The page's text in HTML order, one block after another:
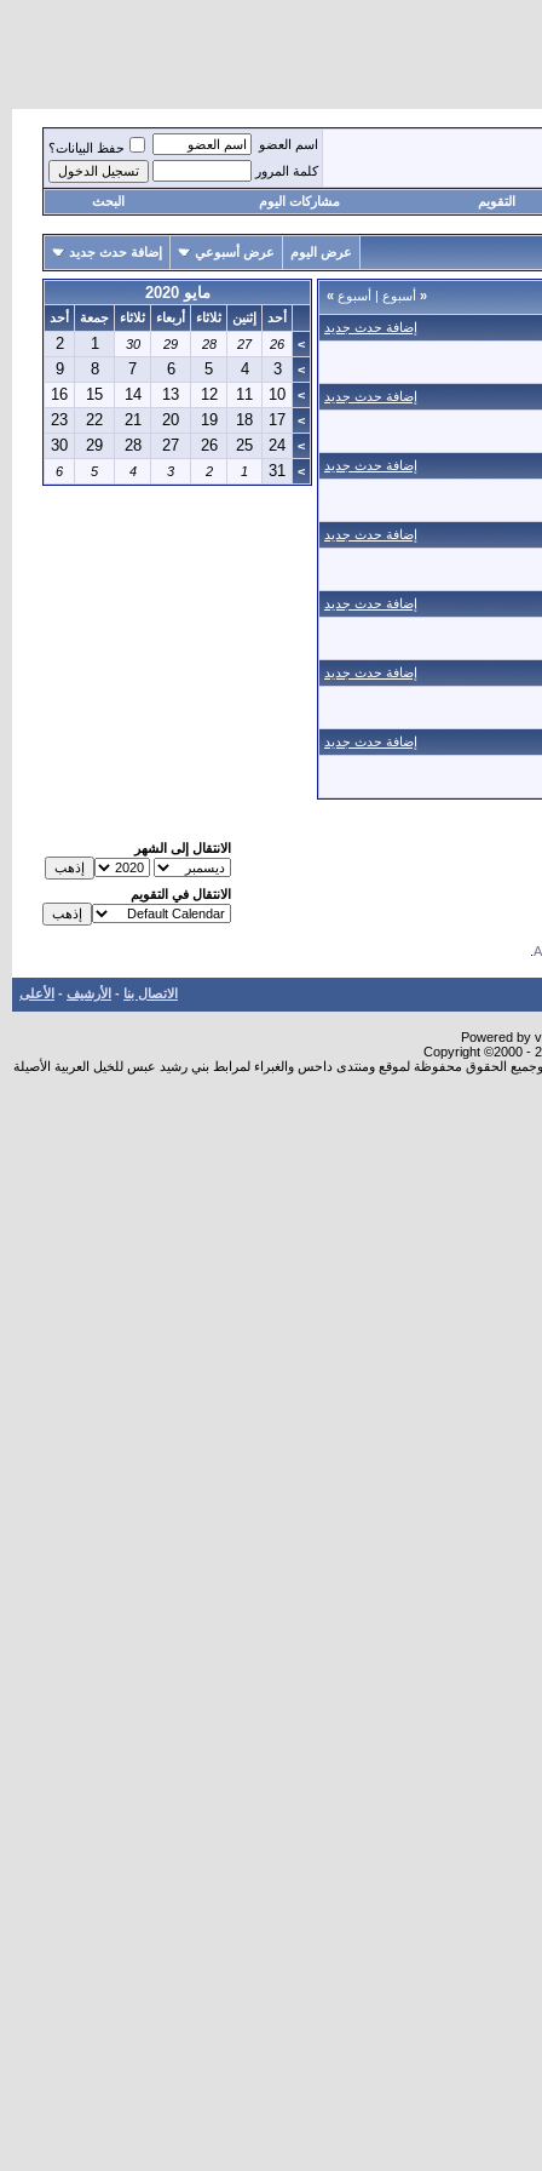
اسم العضو
حفظ البيانات؟
كلمة المرور
التقويم مشاركات اليوم البحث
عرض اليوم عرض أسبوعي إضافة حدث جديد
« أسبوع | أسبوع »
إضافة حدث جديد
إضافة حدث جديد
إضافة حدث جديد
إضافة حدث جديد
إضافة حدث جديد
إضافة حدث جديد
إضافة حدث جديد
مايو 2020
أحد إثنين ثلاثاء أربعاء ثلاثاء جمعة
أحد
>
26
27
28
29
30
1
2
>
3
4
5
6
7
8
9
>
10
11
12
13
14
15
16
>
17
18
19
20
21
22
23
>
24
25
26
27
28
29
30
>
31
1
2
3
4
5
6
الانتقال إلى الشهر
الانتقال في التقويم
الاتصال بنا - الأرشيف - الأعلى
Powered by
Copyright ©2000 -
الحقوق محفوظة لموقع ومنتدى داحس والغبراء لمرابط بني رشيد عبس للخيل العربية الأصيلة